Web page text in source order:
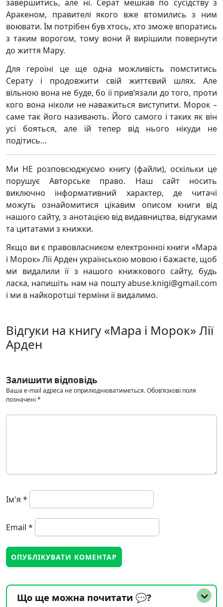
завершитись, але ні. Серат мешкав по сусідству з
Аракеном, правителі якого вже втомились з ним
воювати. Їм потрібен був хтось, хто зможе впоратись
з таким ворогом, тому вони й вирішили повернути
до життя Мару.
Для героїні це ще одна можливість помститись
Серату і продовжити свій життєвий шлях. Але
вільною вона не буде, бо її прив’язали до того, проти
кого вона ніколи не наважиться виступити. Морок –
саме так його називають. Його самого і таких як він
усі бояться, але їй тепер від нього нікуди не
подітись…
Ми НЕ розповсюджуємо книгу (файли), оскільки це
порушує Авторське право. Наш сайт носить
виключно інформативний характер, де читачі
можуть ознайомитися цікавим описом книги від
нашого сайту, з анотацією від видавництва, відгуками
та цитатами з книжки.
Якщо ви є правовласником електронної книги «Мара
і Морок» Лії Арден українською мовою і бажаєте, щоб
ми видалили її з нашого книжкового сайту, будь
ласка, напишіть нам на пошту abuse.knigi@gmail.com
і ми в найкоротші терміни її видалимо.
Відгуки на книгу «Мара і Морок» Лії
Арден
Залишити відповідь
Ваша e-mail адреса не оприлюднюватиметься.Обов’язкові поля
позначені *
Ім'я *
Email *
Що ще можна почитати 💬?